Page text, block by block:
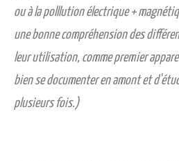
ou à la polllution électrique +
une bonne compréhension des
leur utilisation, comme premier
bien se documenter en amont et
plusieurs fois.)